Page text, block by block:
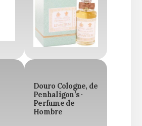
Douro Cologne, de
Penhaligon’s ·
Perfume de
Hombre